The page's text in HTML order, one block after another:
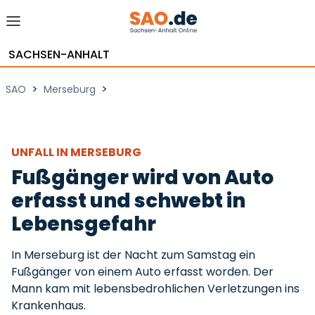
SACHSEN-ANHALT
SAO > Merseburg >
UNFALL IN MERSEBURG
Fußgänger wird von Auto
erfasst und schwebt in
Lebensgefahr
In Merseburg ist der Nacht zum Samstag ein
Fußgänger von einem Auto erfasst worden. Der
Mann kam mit lebensbedrohlichen Verletzungen ins
Krankenhaus.